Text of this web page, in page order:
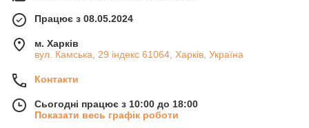
Працює з 08.05.2024
м. Харків
вул. Камська, 29 індекс 61064, Харків, Україна
Контакти
Сьогодні працює з 10:00 до 18:00
Показати весь графік роботи